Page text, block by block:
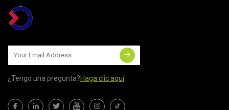
¿Tengo una pregunta?Haga clic aquí